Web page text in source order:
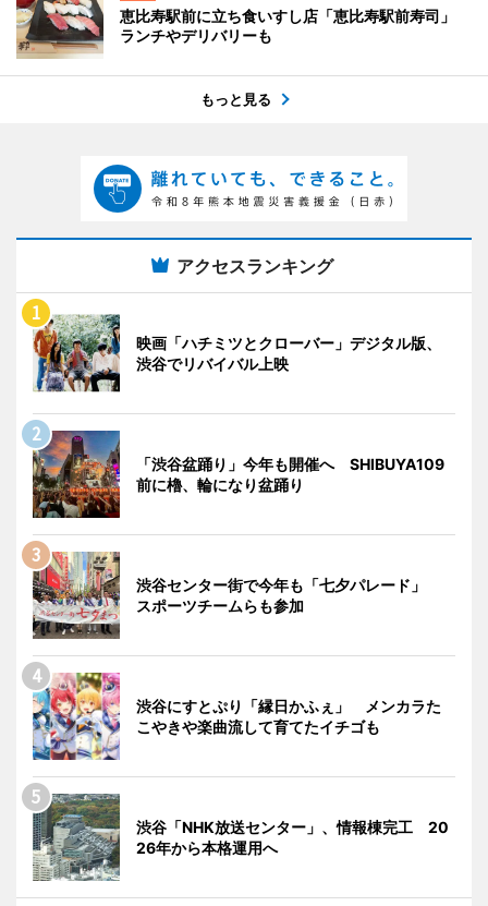
恵比寿駅前に立ち食いすし店「恵比寿駅前寿司」
ランチやデリバリーも
もっと見る
アクセスランキング
映画「ハチミツとクローバー」デジタル版、
渋谷でリバイバル上映
「渋谷盆踊り」今年も開催へ SHIBUYA109
前に櫓、輪になり盆踊り
渋谷センター街で今年も「七夕パレード」
スポーツチームらも参加
渋谷にすとぷり「縁日かふぇ」 メンカラた
こやきや楽曲流して育てたイチゴも
渋谷「NHK放送センター」、情報棟完工 20
26年から本格運用へ